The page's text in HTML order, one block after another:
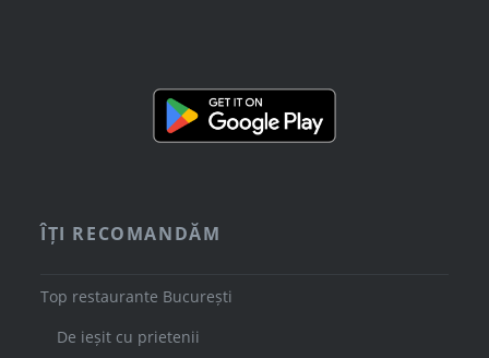
ÎȚI RECOMANDĂM
Top restaurante București
De ieșit cu prietenii